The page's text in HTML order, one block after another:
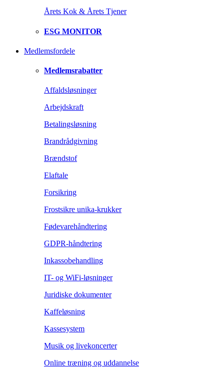
Årets Kok & Årets Tjener
ESG MONITOR
Medlemsfordele
Medlemsrabatter
Affaldsløsninger
Arbejdskraft
Betalingsløsning
Brandrådgivning
Brændstof
Elaftale
Forsikring
Frostsikre unika-krukker
Fødevarehåndtering
GDPR-håndtering
Inkassobehandling
IT- og WiFi-løsninger
Juridiske dokumenter
Kaffeløsning
Kassesystem
Musik og livekoncerter
Online træning og uddannelse